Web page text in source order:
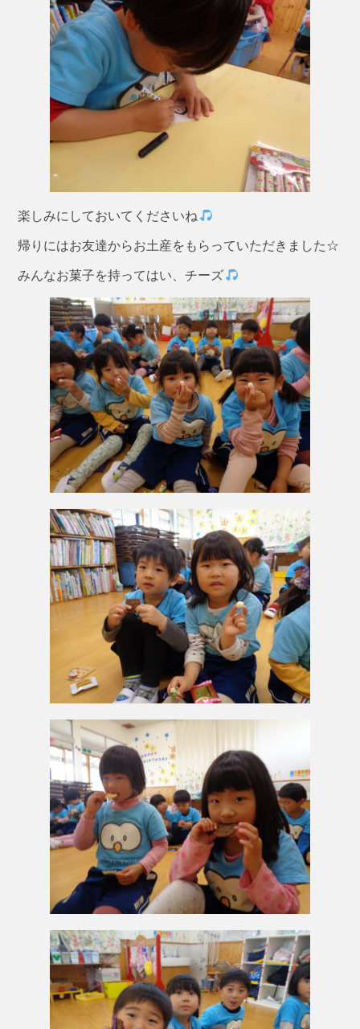
楽しみにしておいてくださいね
帰りにはお友達からお土産をもらっていただきました☆
みんなお菓子を持ってはい、チーズ